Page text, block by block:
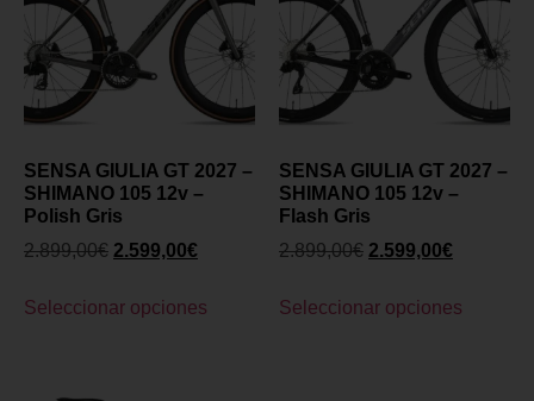
SENSA GIULIA GT 2027 –
SHIMANO 105 12v –
Polish Gris
2.899,00€ 2.599,00€
Seleccionar opciones
SENSA GIULIA GT 2027 –
SHIMANO 105 12v –
Flash Gris
2.899,00€ 2.599,00€
Seleccionar opciones